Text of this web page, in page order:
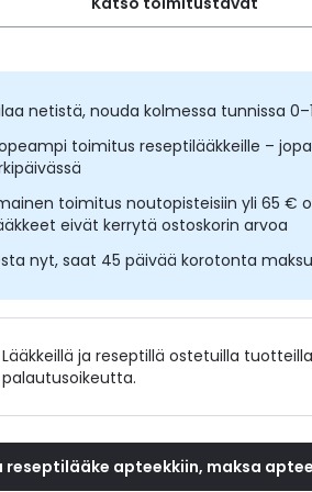
netistä, nouda kolmessa tunnissa
toimitus reseptilääkkeille – jopa
toimitus noutopisteisiin yli 65 €
eivät kerrytä ostoskorin arvoa
nyt, saat 45 päivää korotonta
Lääkkeillä ja reseptillä ostetuilla
palautusoikeutta.
reseptilääke apteekkiin, maksa